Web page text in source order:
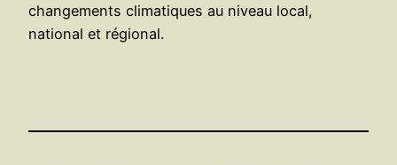
changements climatiques au niveau local,
national et régional.